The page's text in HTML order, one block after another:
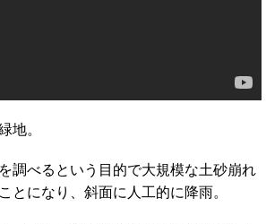
地。
調べるという目的で大規模な土砂崩れ
とになり、斜面に人工的に降雨。